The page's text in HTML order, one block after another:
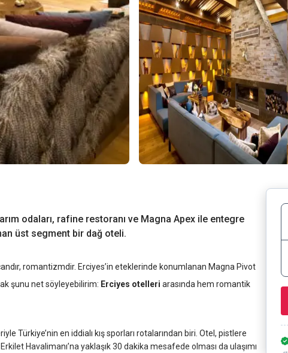
odaları, rafine restoranı ve Magna Apex ile entegre
üst segment bir dağ oteli.
romantizmdir. Erciyes’in eteklerinde konumlanan Magna Pivot
şunu net söyleyebilirim: Erciyes otelleri arasında hem romantik
Türkiye’nin en iddialı kış sporları rotalarından biri. Otel, pistlere
Havalimanı’na yaklaşık 30 dakika mesafede olması da ulaşımı